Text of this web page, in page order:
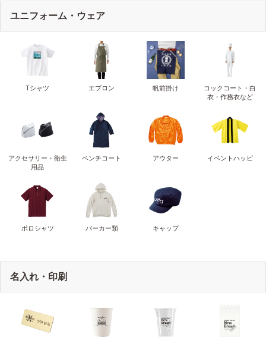
ユニフォーム・ウェア
Tシャツ エプロン 帆前掛け
コックコート・白
衣・作務衣など
アクセサリー・衛生
用品
ベンチコート アウター イベントハッピ
ポロシャツ パーカー類 キャップ
名入れ・印刷